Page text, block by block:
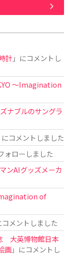
計」にコメントし
〜Imagination
ナブルのサングラ
にコメントしました
ォローしました
ンAIグッズメーカ
of
コメントしました
大英博物館日本
画」にコメントし